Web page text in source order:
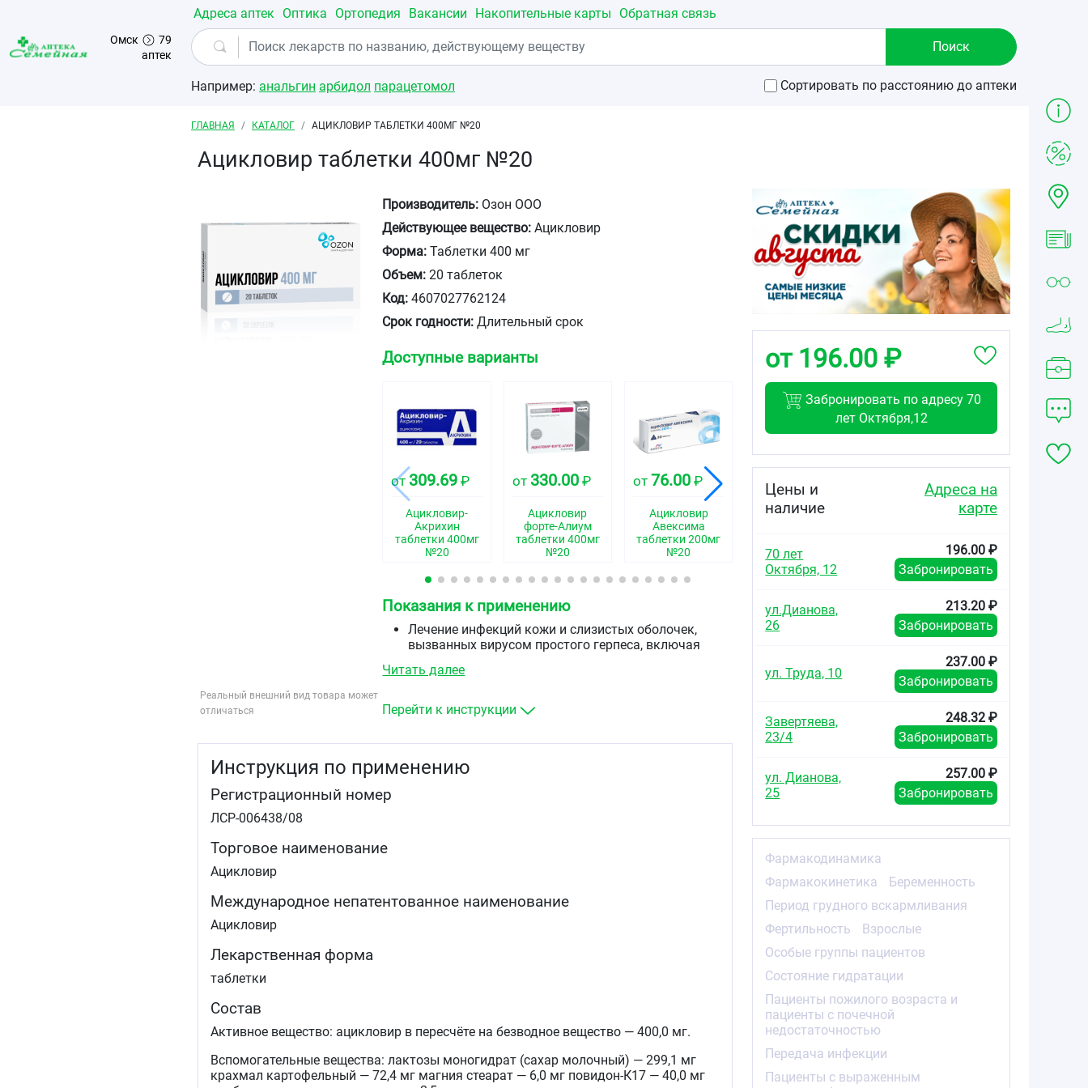
Перейти к основному содержанию
Омск
79
аптек
Адреса аптек Оптика Ортопедия Вакансии Накопительные карты Обратная связь
Например: анальгин арбидол парацетомол Сортировать по расстоянию до аптеки
Строка навигации
ГЛАВНАЯ КАТАЛОГ АЦИКЛОВИР ТАБЛЕТКИ 400МГ №20
Ацикловир таблетки 400мг №20
Реальный внешний вид товара может
отличаться
Производитель: Озон ООО
Действующее вещество: Ацикловир
Форма: Таблетки 400 мг
Объем: 20 таблеток
Код: 4607027762124
Срок годности: Длительный срок
Доступные варианты
от 309.69 ₽
Ацикловир-
Акрихин
таблетки 400мг
№20
от 330.00₽
Ацикловир
форте-Алиум
таблетки 400мг
№20
от76.00 ₽
Ацикловир
Авексима
таблетки 200мг
№20
от 137.64
Ацикловир
№20
179.26
пленочной
оболочкой
400мг №21
Показания к применению
Лечение инфекций кожи и слизистых оболочек,
вызванных вирусом простого герпеса, включая
Профилактика рецидивов инфекций, вызванных
нормальным иммунным статусом
(раннее лечение опоясывающего герпеса
Читать далее
Перейти к инструкции
Инструкция по применению
Регистрационный номер
ЛСР-006438/08
Торговое наименование
Ацикловир
Международное непатентованное наименование
Ацикловир
Лекарственная форма
таблетки
Состав
Активное вещество: ацикловир в пересчёте на безводное вещество — 400,0 мг.
Вспомогательные вещества: лактозы моногидрат (сахар молочный) — 299,1 мг
крахмал картофельный — 72,4 мг магния стеарат — 6,0 мг повидон-К17 — 40,0 мг
от 196.00 ₽
Забронировать по адресу 70
лет Октября,12
Цены и
наличие
Адреса на
карте
70 лет
Октября, 12
196.00 ₽
Забронировать
ул.Дианова,
26
213.20 ₽
Забронировать
ул. Труда, 10
237.00 ₽
Забронировать
Завертяева,
23/4
248.32 ₽
Забронировать
ул. Дианова,
25
257.00 ₽
Забронировать
Фармакодинамика
Фармакокинетика
Беременность
Период грудного вскармливания
Фертильность
Взрослые
Особые группы пациентов
Состояние гидратации
Пациенты пожилого возраста и
пациенты с почечной
недостаточностью
Передача инфекции
Пациенты с выраженным